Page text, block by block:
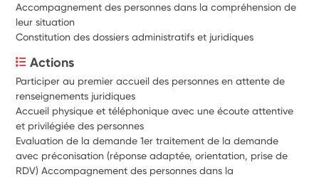
Accompagnement des personnes dans la compréhension de
leur situation
Constitution des dossiers administratifs et juridiques
Actions
Participer au premier accueil des personnes en attente de
renseignements juridiques
Accueil physique et téléphonique avec une écoute attentive
et privilégiée des personnes
Evaluation de la demande 1er traitement de la demande
avec préconisation (réponse adaptée, orientation, prise de
RDV) Accompagnement des personnes dans la